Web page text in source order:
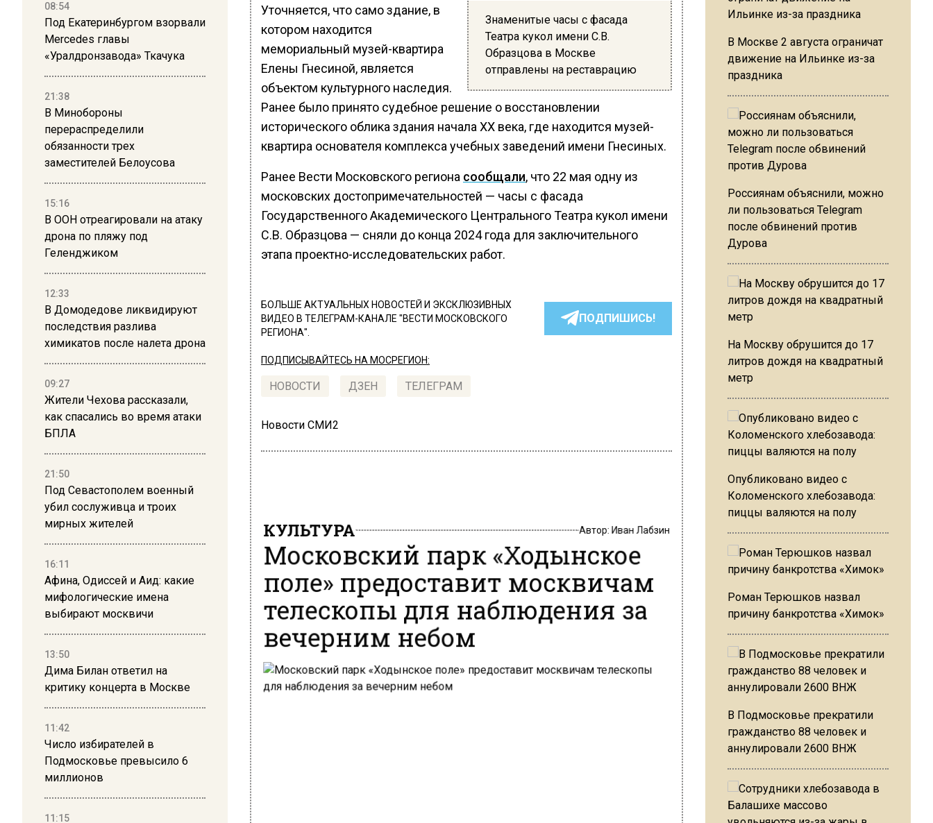
08:54
Под Екатеринбургом взорвали
Mercedes главы
«Уралдронзавода» Ткачука
21:38
В Минобороны
перераспределили
обязанности трех
заместителей Белоусова
15:16
В ООН отреагировали на атаку
дрона по пляжу под
Геленджиком
12:33
В Домодедове ликвидируют
последствия разлива
химикатов после налета дрона
09:27
Жители Чехова рассказали,
как спасались во время атаки
БПЛА
21:50
Под Севастополем военный
убил сослуживца и троих
мирных жителей
16:11
Афина, Одиссей и Аид: какие
мифологические имена
выбирают москвичи
13:50
Дима Билан ответил на
критику концерта в Москве
11:42
Число избирателей в
Подмосковье превысило 6
миллионов
11:15
Знаменитые часы с фасада
Театра кукол имени С.В.
Образцова в Москве
отправлены на реставрацию
Уточняется, что само здание, в
котором находится
мемориальный музей-квартира
Елены Гнесиной, является
объектом культурного наследия.
Ранее было принято судебное решение о восстановлении
исторического облика здания начала ХХ века, где находится музей-
квартира основателя комплекса учебных заведений имени Гнесиных.
Ранее Вести Московского региона сообщали, что 22 мая одну из
московских достопримечательностей — часы с фасада
Государственного Академического Центрального Театра кукол имени
С.В. Образцова — сняли до конца 2024 года для заключительного
этапа проектно-исследовательских работ.
БОЛЬШЕ АКТУАЛЬНЫХ НОВОСТЕЙ И ЭКСКЛЮЗИВНЫХ
ВИДЕО В ТЕЛЕГРАМ-КАНАЛЕ "ВЕСТИ МОСКОВСКОГО
РЕГИОНА".
ПОДПИШИСЬ!
ПОДПИСЫВАЙТЕСЬ НА МОСРЕГИОН:
НОВОСТИ ДЗЕН ТЕЛЕГРАМ
Новости СМИ2
КУЛЬТУРА Автор:Иван Лабзин
Московский парк «Ходынское
поле» предоставит москвичам
телескопы для наблюдения за
вечерним небом
В Москве 2 августа ограничат
движение на Ильинке из-за
праздника
Россиянам объяснили, можно
ли пользоваться Telegram
после обвинений против
Дурова
На Москву обрушится до 17
литров дождя на квадратный
метр
Опубликовано видео с
Коломенского хлебозавода:
пиццы валяются на полу
Роман Терюшков назвал
причину банкротства «Химок»
В Подмосковье прекратили
гражданство 88 человек и
аннулировали 2600 ВНЖ